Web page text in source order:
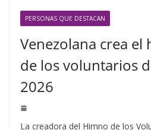
PERSONAS QUE DESTACAN
Venezolana crea el
de los voluntarios
2026
La creadora del Himno de los